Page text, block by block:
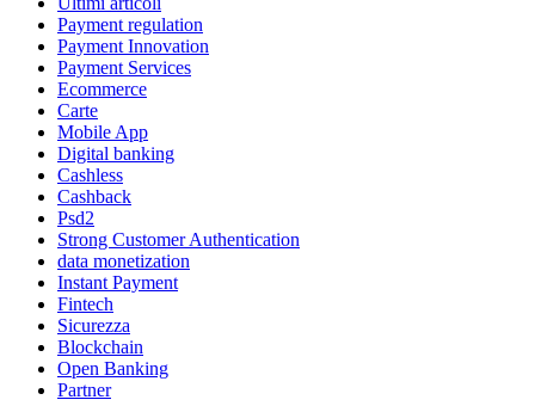
Payment regulation
Payment Innovation
Payment Services
Ecommerce
Carte
Mobile App
Digital banking
Cashless
Cashback
Psd2
Strong Customer Authentication
data monetization
Instant Payment
Fintech
Sicurezza
Blockchain
Open Banking
Partner